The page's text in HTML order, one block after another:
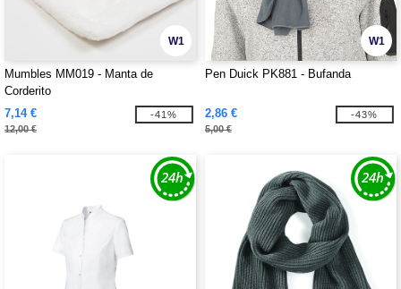
W1
Mumbles MM019 - Manta de
Corderito
7,14 €
12,00 €
-41%
W1
Pen Duick PK881 - Bufanda
2,86 €
5,00 €
-43%